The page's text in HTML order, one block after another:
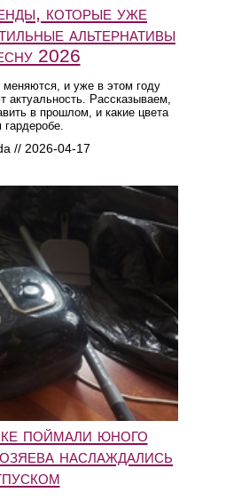
которые уже
альтернативы
2026
и уже в этом году
актуальность. Рассказываем,
в прошлом, и какие цвета
// 2026-04-17
поймали юного
наслаждались